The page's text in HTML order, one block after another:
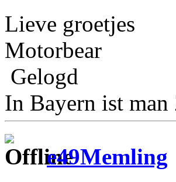
Lieve groetjes
Motorbear
Gelogd
In Bayern ist
e49Memling